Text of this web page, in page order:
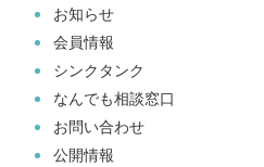
お知らせ
会員情報
シンクタンク
なんでも相談窓口
お問い合わせ
公開情報